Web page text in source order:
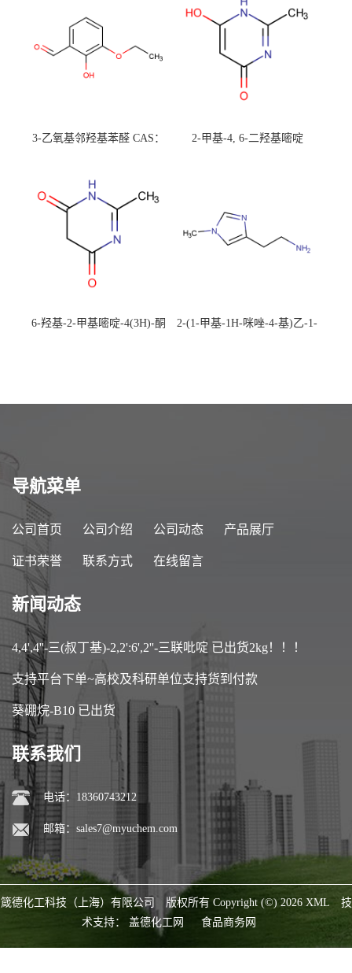
3-乙氧基邻羟基苯醛 CAS：
校可先用后付
2-甲基-4, 6-二羟基嘧啶
6-羟基-2-甲基嘧啶-4(3H)-酮
2-(1-甲基-1H-咪唑-4-基)乙-1-
导航菜单
公司首页 公司介绍 公司动态 产品展厅
证书荣誉 联系方式 在线留言
新闻动态
4,4',4''-三(叔丁基)-2,2':6',2''-三联吡啶 已出货2kg！！！
支持平台下单~高校及科研单位支持货到付款
葵硼烷-B10 已出货
联系我们
电话：18360743212
邮箱： sales7@myuchem.com
箴德化工科技（上海）有限公司 版权所有 Copyright (©) 2026 XML
技
术支持： 盖德化工网 食品商务网